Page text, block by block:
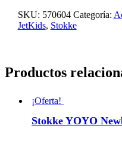
SKU: 570604 Categoría:
JetKids, Stokke
Productos
¡Oferta!
Stokke YOYO